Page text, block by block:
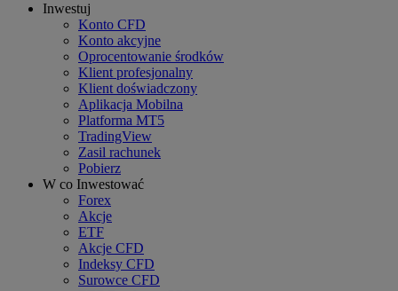
Inwestuj
Konto CFD
Konto akcyjne
Oprocentowanie środków
Klient profesjonalny
Klient doświadczony
Aplikacja Mobilna
Platforma MT5
TradingView
Zasil rachunek
Pobierz
W co Inwestować
Forex
Akcje
ETF
Akcje CFD
Indeksy CFD
Surowce CFD